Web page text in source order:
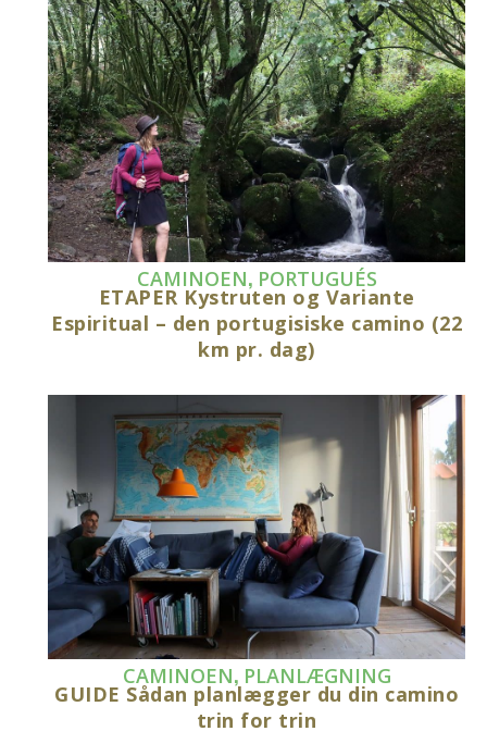
CAMINOEN, PORTUGUÉS
ETAPER Kystruten og Variante
Espiritual – den portugisiske camino (22
km pr. dag)
CAMINOEN, PLANLÆGNING
GUIDE Sådan planlægger du din camino
trin for trin